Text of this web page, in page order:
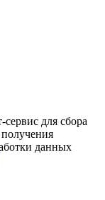
для сбора
данных